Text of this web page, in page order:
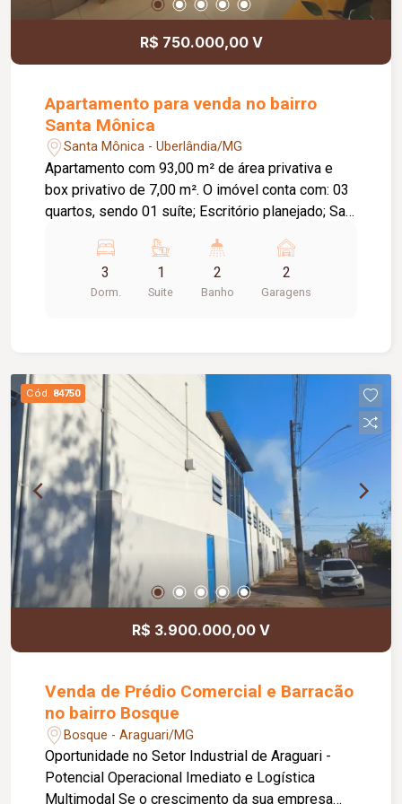
academia, piscina, sauna, salão de festas,
espaço gourmet, cinema, espaço pet,
brinquedoteca, salão de jogos e playground. Uma
com conforto, segurança e lazer completo em um
só lugar. Agende sua visita e venha conhecer seu
novo lar!
R$ 750.000,00 V
Apartamento para venda no bairro
Santa Mônica
Santa Mônica - Uberlândia/MG
Apartamento com 93,00 m² de área privativa e
box privativo de 7,00 m². O imóvel conta com: 03
quartos, sendo 01 suíte; Escritório planejado; Sala
fechamento em vidro; Churrasqueira a gás;
Cozinha planejada; Lavanderia; Banheiro social;
02 vagas de garagem; Diferenciais: Apartamento
natural; Projeto de iluminação; Piso em
porcelanato 90 x 90; Recém-pintado com
acabamento efeito Velvet; Completo em armários
planejados; Permanecem no imóvel o cooktop,
forno embutido, churrasqueira a gás e 04
aparelhos de ar-condicionado. O condomínio
oferece: 02 elevadores; Localização privilegiada,
próxima a parque, supermercados, farmácias,
restaurantes e diversos comércios, com fácil
acesso às principais regiões da cidade.
3
Dorm.
1
Suite
2
Banho
2
Garagens
Cód. 84750
R$ 3.900.000,00 V
Venda de Prédio Comercial e Barracão
no bairro Bosque
Bosque - Araguari/MG
Oportunidade no Setor Industrial de Araguari -
Potencial Operacional Imediato e Logística
Multimodal Se o crescimento da sua empresa